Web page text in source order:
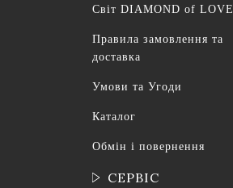
Світ DIAMOND of LOVE
Правила замовлення та
доставка
Умови та Угоди
Каталог
Обмін і повернення
СЕРВІС